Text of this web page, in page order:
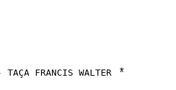
TAÇA FRANCIS WALTER *